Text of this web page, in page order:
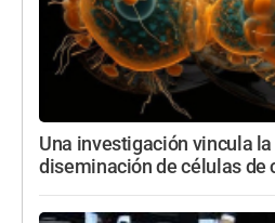
Una investigación vincula
diseminación de células de